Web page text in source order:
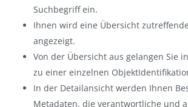
Suchbegriff ein.
Ihnen wird eine Übersicht
angezeigt.
Von der Übersicht aus gelangen Sie
zu einer einzelnen
In der Detailansicht werden Ihnen
Metadaten, die verantwortliche und